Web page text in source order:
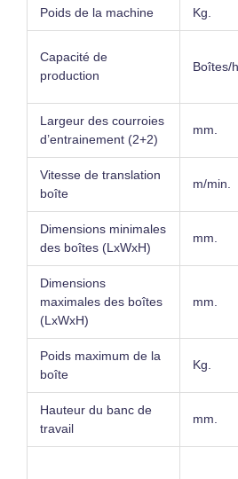
Poids de la machine Kg.
Capacité de
production
Boîtes/h
Largeur des courroies
d’entrainement (2+2)
mm.
Vitesse de translation
boîte
m/min.
Dimensions minimales
des boîtes (LxWxH)
mm.
Dimensions
maximales des boîtes
(LxWxH)
mm.
Poids maximum de la
boîte
Kg.
Hauteur du banc de
travail
mm.